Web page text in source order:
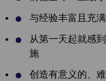
与经验丰富且充
从第一天起就感
施
创造有意义的、